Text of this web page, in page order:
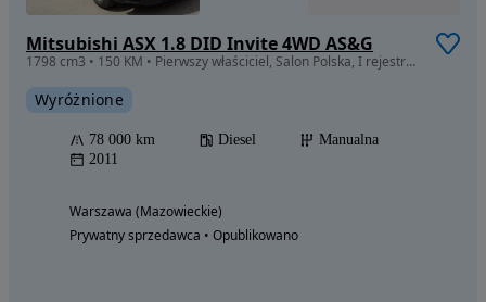
Mitsubishi ASX 1.8 DID Invite 4WD AS&G
1798 cm3 • 150 KM • Pierwszy właściciel, Salon Polska, I rejestracja 2012. Przebieg 78 tyś
Wyróżnione
78 000 km Diesel
Manualna
2011
Warszawa (Mazowieckie)
Prywatny sprzedawca • Opublikowano